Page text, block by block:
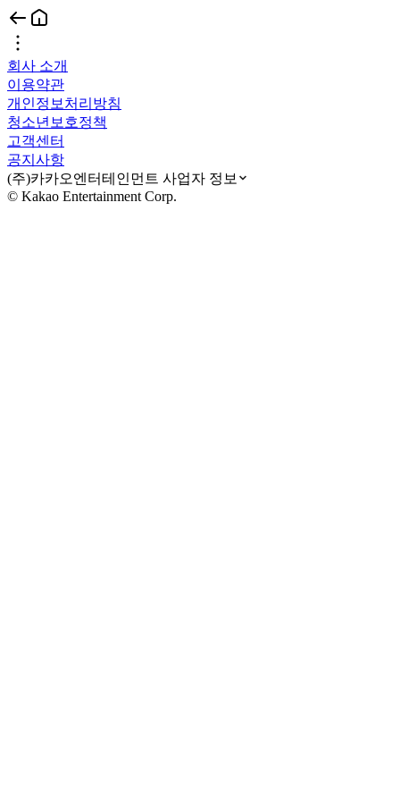
회사 소개
이용약관
개인정보처리방침
청소년보호정책
고객센터
공지사항
(주)카카오엔터테인먼트 사업자 정보
© Kakao Entertainment Corp.